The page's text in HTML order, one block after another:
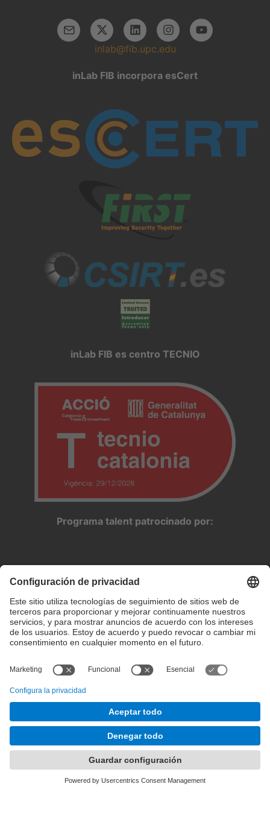
inlab@fib.upc.edu
inLab FIB incorpora esCert
inLab FIB es centro TECNIO
Programa talent patrocinado por:
Configuración de privacidad
Condiciones de uso